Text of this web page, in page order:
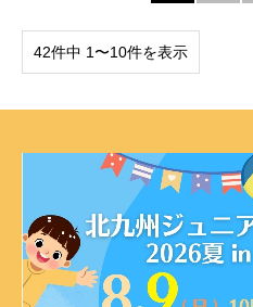
42件中 1〜10件を表示